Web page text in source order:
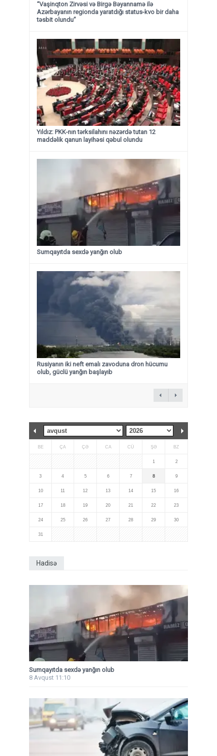
“Vaşinqton Zirvəsi və Birgə Bəyannamə ilə
Azərbayanın regionda yaratdığı status-kvo bir daha
təsbit olundu”
Yıldız: PKK-nın tərksilahını nəzərdə tutan 12
maddəlik qanun layihəsi qəbul olundu ​​​​​​​
Sumqayıtda sexdə yanğın olub
Rusiyanın iki neft emalı zavoduna dron hücumu
olub, güclü yanğın başlayıb
BE ÇA ÇƏ CA CÜ ŞƏ BZ
1 2
3 4 5 6 7 8 9
10 11 12 13 14 15 16
17 18 19 20 21 22 23
24 25 26 27 28 29 30
31
Hadisə
Sumqayıtda sexdə yanğın olub
8 Avqust 11:10